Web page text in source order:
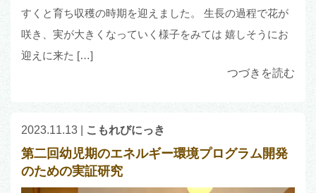
すくと育ち収穫の時期を迎えました。 生長の過程で花が
咲き、実が大きくなっていく様子をみては 嬉しそうにお
迎えに来た […]
つづきを読む
2023.11.13 こもれびにっき
第二回幼児期のエネルギー環境プログラム開発
のための実証研究